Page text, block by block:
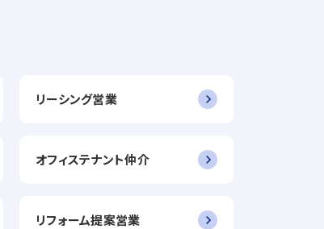
リーシング営業
オフィステナント仲介
リフォーム提案営業